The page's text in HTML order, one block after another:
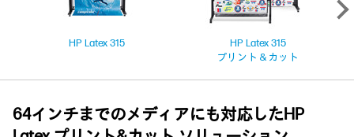
HP Latex 315
HP Latex 315
プリント＆カット
64インチまでのメディアにも対応したHP